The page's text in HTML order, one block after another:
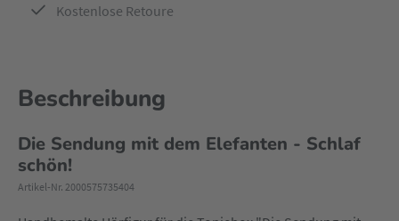
Kostenlose Retoure
Beschreibung
Die Sendung mit dem Elefanten - Schlaf
schön!
Artikel-Nr. 2000575735404